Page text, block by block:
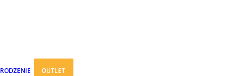
OUTLET